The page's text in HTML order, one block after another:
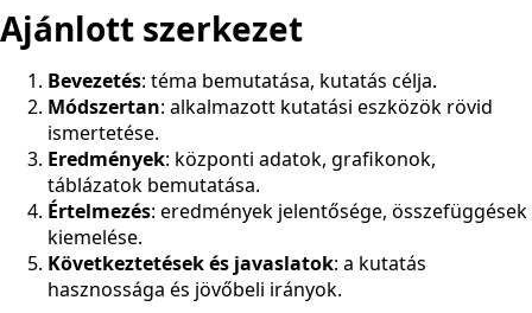
Ajánlott szerkezet
Bevezetés: téma bemutatása, kutatás célja.
Módszertan: alkalmazott kutatási eszközök rövid
ismertetése.
Eredmények: központi adatok, grafikonok,
táblázatok bemutatása.
Értelmezés: eredmények jelentősége, összefüggések
kiemelése.
Következtetések és javaslatok: a kutatás
hasznossága és jövőbeli irányok.